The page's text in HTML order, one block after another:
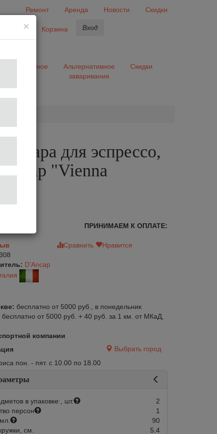
Ремонт Аренда Новости
Скидки
Корзина Вход
Разное
Альтернативное
заваривание
Скидки
Нравится
пара для эспрессо,
"Vienna
ПРИНИМАЕМ К ОПЛАТЕ:
Сравнить
Нравится
D’Ancap
бесплатно от 5000 руб., в понедельник
бесплатно от 5000 руб. + 40 руб. за 1 км. от МКаД,
компании
Выбрать город
пон. - пят. с 10.00 по 18.00
в упаковке:, шт.
2
персон
1
90
см.
5.4
×